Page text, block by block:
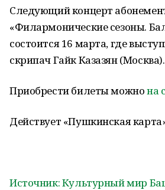
Следующий концерт
«Филармонические сезоны.
состоится 16 марта, где
скрипач Гайк Казазян (Москва).
Приобрести билеты можнона
Действует «Пушкинская
Источник: Культурный мир